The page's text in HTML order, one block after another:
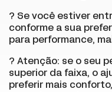
? Se você estiver
conforme a sua
para performance,
? Atenção: se o seu
superior da faixa, o
preferir mais